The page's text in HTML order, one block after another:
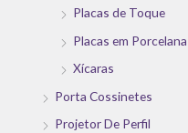
Placas de Toque
Placas em Porcelana
Xícaras
Porta Cossinetes
Projetor De Perfil